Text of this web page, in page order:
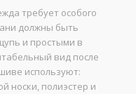
требует особого
должны быть
и простыми в
вид после
используют:
носки, полиэстер и